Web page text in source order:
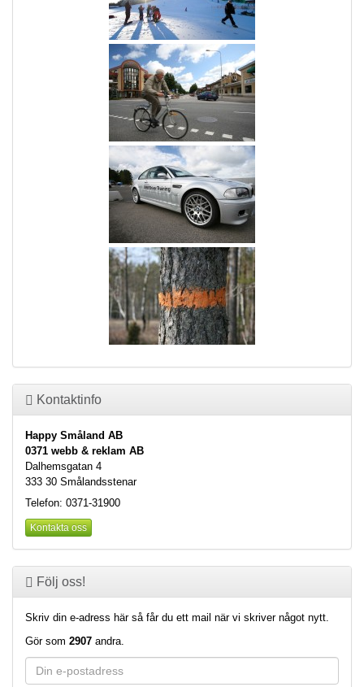
Kontaktinfo
Happy Småland AB
0371 webb & reklam AB
Dalhemsgatan 4
333 30 Smålandsstenar
Telefon: 0371-31900
Kontakta oss
Följ oss!
Skriv din e-adress här så får du ett mail när vi skriver något nytt.
Gör som 2907 andra.